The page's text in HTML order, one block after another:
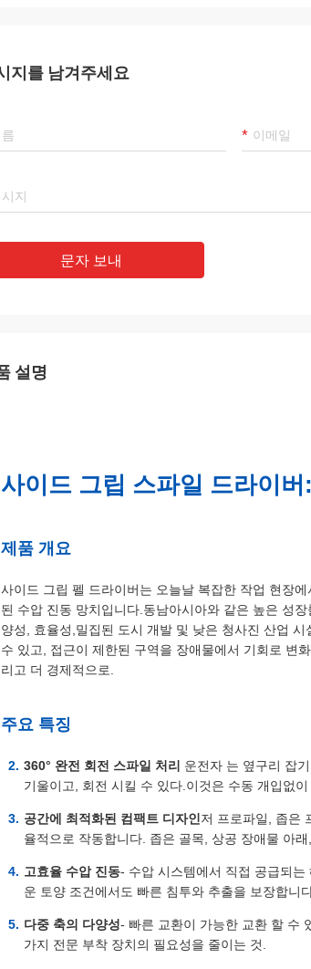
지를 남겨주세요
문자 보내
설명
사이드 그립 스파일 드라이
제품 개요
사이드 그립 펠 드라이버는 오늘날 복잡한 작업 현장
된 수압 진동 망치입니다.동남아시아와 같은 높은 성
양성, 효율성,밀집된 도시 개발 및 낮은 청사진 산업
수 있고, 접근이 제한된 구역을 장애물에서 기회로 변
리고 더 경제적으로.
주요 특징
360° 완전 회전 스파일 처리
운전자 는 옆구리 잡
기울이고, 회전 시킬 수 있다.이것은 수동 개입없
공간에 최적화된 컴팩트 디자인 저 프로파일, 좁은
율적으로 작동합니다. 좁은 골목, 상공 장애물 아
고효율 수압 진동- 수압 시스템에서 직접 공급되
운 토양 조건에서도 빠른 침투와 추출을 보장합니
다중 축의 다양성- 빠른 교환이 가능한 교환 할 수
가지 전문 부착 장치의 필요성을 줄이는 것.